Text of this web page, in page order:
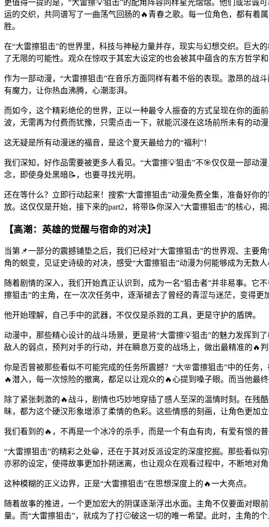
更值得一提的是，“大雷擦💡狙击”的配角阵容同样星光熠熠。他们或忠诚
运的交织，共同谱写了一曲荡气回肠的🔥青春之歌。每一位角色，都有着
胜。
在“大雷擦狙击”的世界里，科技与神秘力量并存，现实与幻想交织。巨大
了无限的可能性。观众在惊叹于其宏大设定的也会被其中蕴含的东方哲学
作为一部动漫，“大雷擦狙击”在音乐方面同样有着不俗的表现。激昂的战
有魔力，让你热血沸腾，心潮澎湃。
而如今，这个精彩绝伦的世界，正以一种最令人振奋的方式呈现在你的
波，无需再为付费而犹豫，只需点击一下，就能沉浸在这场前所未有的动漫
这无疑是所有动漫迷的福音，是这个夏天最给力的“福利”！
我们深知，好作品需要被更多人看见。“大雷擦💡狙击”不🎯仅仅是一部动
念，即使身处黑暗📝，也要寻找光明。
还在等什么？立即行动起来！搜索“大雷擦狙击”动漫免费全集，准备好你
放。这仅仅是开始，接下来的part2，将带📝你深入“大雷擦狙击”的核心，
【高潮：英雄的觉醒与宿命的对决】
当第📌一部分的震撼铺垫之后，我们已经对“大雷擦狙击”的世界观、主要
角的蜕变，见证史诗级的对决，感受“大雷擦狙击”动漫为何能够成为无数人
随着剧情的深入，我们开始真正认识到，成为一名“狙击者”并非易事。它
擦狙击”的主角，在一次次任务中，逐渐褪去了曾经的青涩与迷茫，变得更
他开始理解，自己手中的武器，不仅仅是杀戮的工具，更是守护的盾牌。
动漫中，那些精心设计的战斗场景，更是将“大雷擦💡狙击”的魅力发挥到
敌人的弱点，预判对手的行动，并在瞬息万变的战场上，做出最精准的🔥
你是否曾被那些看似不可能完成的任务所震撼？“大🌸雷擦狙击”中的任务
🔥潜入，每一次惊险的撤离，都足以让观众的🔥心提到嗓子眼。而当他最
除了紧张刺激的🔥战斗，剧情也巧妙地穿插了感人至深的温情时刻。在残
昧，都为这个硬汉形象增添了柔情的色彩。这些情感的刻画，让角色更加
我们看到的🔥，不再是一个冰冷的杀手，而是一个有血有肉，有爱有恨的
“大雷擦狙击”的精彩之处😁，还在于其对反派设定的深度挖掘。那些看似
亦邪的设定，使得故事更加扑朔迷离，也让观众在观看过程中，不断地对角
这种模糊的正义边界，正是“大雷擦狙击”在思想深度上的🔥一大亮点。
随着故事的推进，一个更加宏大的阴谋逐渐浮出水面。主角不仅要面对眼
量。而“大雷擦狙击”，就成为了打🙂破这一切的唯一希望。此时，主角的